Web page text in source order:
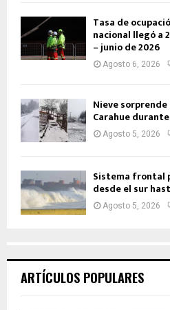
Tasa de
nacional llegó a
– junio de 2026
Agosto 6, 2026
Nieve
Carahue
Agosto 5, 2026
Sistema frontal
desde el sur
Agosto 5, 2026
ARTÍCULOS POPULARES